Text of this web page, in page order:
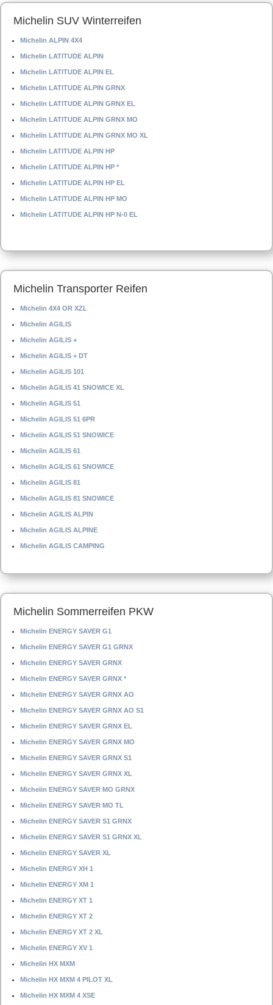
Michelin SUV Winterreifen
Michelin ALPIN 4X4
Michelin LATITUDE ALPIN
Michelin LATITUDE ALPIN EL
Michelin LATITUDE ALPIN GRNX
Michelin LATITUDE ALPIN GRNX EL
Michelin LATITUDE ALPIN GRNX MO
Michelin LATITUDE ALPIN GRNX MO XL
Michelin LATITUDE ALPIN HP
Michelin LATITUDE ALPIN HP *
Michelin LATITUDE ALPIN HP EL
Michelin LATITUDE ALPIN HP MO
Michelin LATITUDE ALPIN HP N-0 EL
Michelin Transporter Reifen
Michelin 4X4 OR XZL
Michelin AGILIS
Michelin AGILIS +
Michelin AGILIS + DT
Michelin AGILIS 101
Michelin AGILIS 41 SNOWICE XL
Michelin AGILIS 51
Michelin AGILIS 51 6PR
Michelin AGILIS 51 SNOWICE
Michelin AGILIS 61
Michelin AGILIS 61 SNOWICE
Michelin AGILIS 81
Michelin AGILIS 81 SNOWICE
Michelin AGILIS ALPIN
Michelin AGILIS ALPINE
Michelin AGILIS CAMPING
Michelin Sommerreifen PKW
Michelin ENERGY SAVER G1
Michelin ENERGY SAVER G1 GRNX
Michelin ENERGY SAVER GRNX
Michelin ENERGY SAVER GRNX *
Michelin ENERGY SAVER GRNX AO
Michelin ENERGY SAVER GRNX AO S1
Michelin ENERGY SAVER GRNX EL
Michelin ENERGY SAVER GRNX MO
Michelin ENERGY SAVER GRNX S1
Michelin ENERGY SAVER GRNX XL
Michelin ENERGY SAVER MO GRNX
Michelin ENERGY SAVER MO TL
Michelin ENERGY SAVER S1 GRNX
Michelin ENERGY SAVER S1 GRNX XL
Michelin ENERGY SAVER XL
Michelin ENERGY XH 1
Michelin ENERGY XM 1
Michelin ENERGY XT 1
Michelin ENERGY XT 2
Michelin ENERGY XT 2 XL
Michelin ENERGY XV 1
Michelin HX MXM
Michelin HX MXM 4 PILOT XL
Michelin HX MXM 4 XSE